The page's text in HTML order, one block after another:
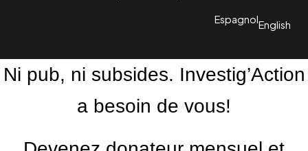
EspagnolEnglish
Ni pub, ni subsides. Investig’Action
a besoin de vous!